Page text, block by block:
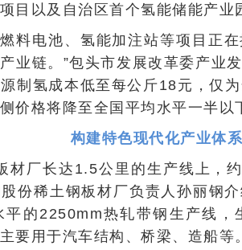
目以及自治区首个氢能储能产业
料电池、氢能加注站等项目正
业链。”包头市发展改革委产业
制氢成本低至每公斤18元，仅
价格将降至全国平均水平一半以
构建特色现代化产业体系
材厂长达1.5公里的生产线上，
份稀土钢板材厂负责人孙丽钢
的2250mm热轧带钢生产线，
要用于汽车结构、桥梁、造船等。